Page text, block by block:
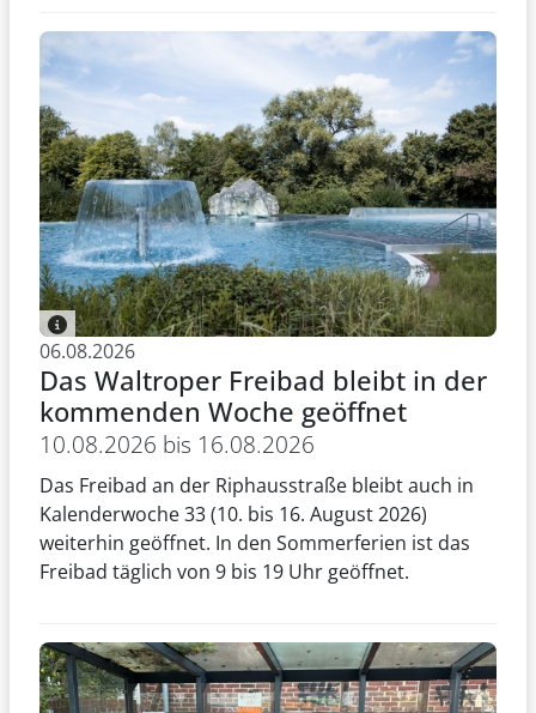
06.08.2026
Das Waltroper Freibad bleibt in der
kommenden Woche geöffnet
10.08.2026 bis 16.08.2026
Das Freibad an der Riphausstraße bleibt auch in
Kalenderwoche 33 (10. bis 16. August 2026)
weiterhin geöffnet. In den Sommerferien ist das
Freibad täglich von 9 bis 19 Uhr geöffnet.